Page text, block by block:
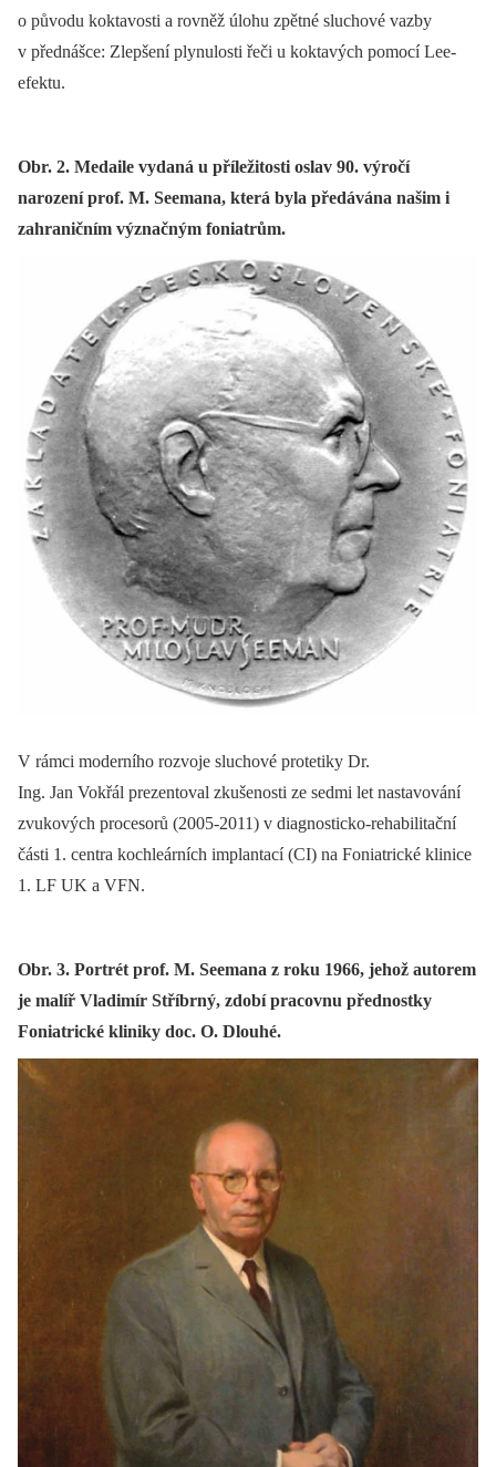
o původu koktavosti a rovněž úlohu zpětné sluchové vazby
v přednášce: Zlepšení plynulosti řeči u koktavých pomocí Lee-
efektu.
Obr. 2. Medaile vydaná u příležitosti oslav 90. výročí
narození prof. M. Seemana, která byla předávána našim i
zahraničním význačným foniatrům.
V rámci moderního rozvoje sluchové protetiky Dr.
Ing. Jan Vokřál prezentoval zkušenosti ze sedmi let nastavování
zvukových procesorů (2005-2011) v diagnosticko-rehabilitační
části 1. centra kochleárních implantací (CI) na Foniatrické klinice
1. LF UK a VFN.
Obr. 3. Portrét prof. M. Seemana z roku 1966, jehož autorem
je malíř Vladimír Stříbrný, zdobí pracovnu přednostky
Foniatrické kliniky doc. O. Dlouhé.